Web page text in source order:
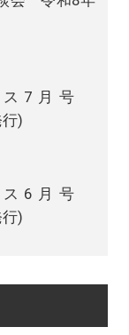
ス7月号
)
ス6月号
)